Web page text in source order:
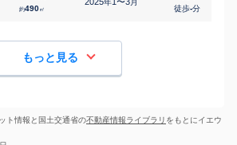
約490㎡
徒歩-分
もっと見る
ト情報と国土交通省の不動産情報ライブラリ をもとにイエウ